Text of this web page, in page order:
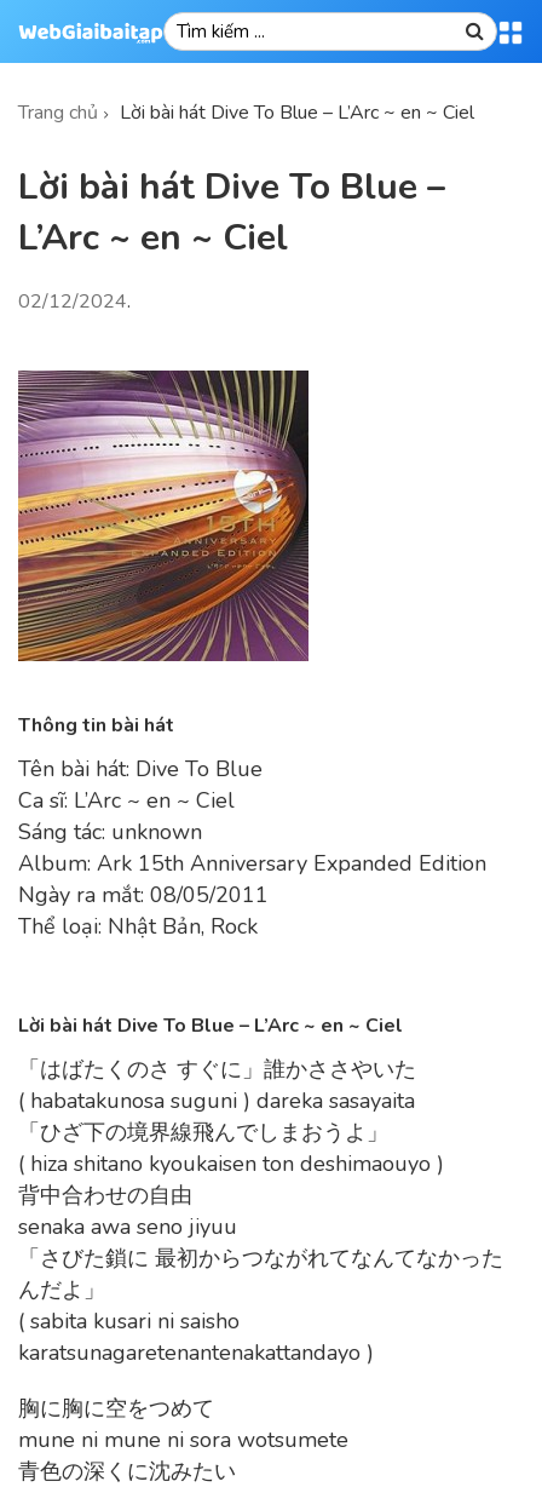
Trang chủ Lời bài hát Dive To Blue – L’Arc ~ en ~ Ciel
Lời bài hát Dive To Blue –
L’Arc ~ en ~ Ciel
02/12/2024.
Thông tin bài hát
Tên bài hát: Dive To Blue
Ca sĩ: L’Arc ~ en ~ Ciel
Sáng tác: unknown
Album: Ark 15th Anniversary Expanded Edition
Ngày ra mắt: 08/05/2011
Thể loại: Nhật Bản, Rock
Lời bài hát Dive To Blue – L’Arc ~ en ~ Ciel
「はばたくのさ すぐに」誰かささやいた
( habatakunosa suguni ) dareka sasayaita
「ひざ下の境界線飛んでしまおうよ」
( hiza shitano kyoukaisen ton deshimaouyo )
背中合わせの自由
senaka awa seno jiyuu
「さびた鎖に 最初からつながれてなんてなかった
んだよ」
( sabita kusari ni saisho
karatsunagaretenantenakattandayo )
胸に胸に空をつめて
mune ni mune ni sora wotsumete
青色の深くに沈みたい